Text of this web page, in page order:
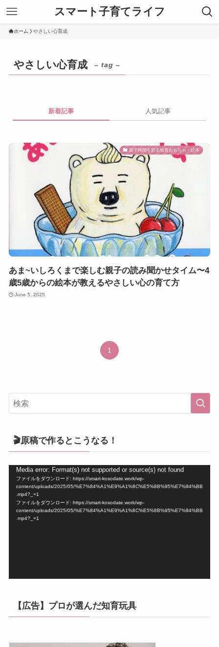
スマート子育てライフ
ホーム やさしい心育成
やさしい心育成 – tag –
新着記事 人気記事
親子時間を彩る知育おもちゃ・絵本
あま~いしろくまで楽しむ親子の読み聞かせタイム〜4
歳5歳からの絵本が教えるやさしい心の育て方
June 5, 2025
1
🎬原稿で作るとこうなる！
Media error: Format(s) not supported or source(s) not found
ファイルをダウンロード: https://smart-kosodate.work/wp-
content/uploads/2025/05/%E7%84%A1%E9%A1%8C%E5%8B%95%E7%94%BB
.mp4?_=1
ファイルをダウンロード: https://smart-kosodate.work/wp-
content/uploads/2025/05/%E7%84%A1%E9%A1%8C%E5%8B%95%E7%94%BB
.mp4?_=1
【広告】プロが選んだ知育玩具